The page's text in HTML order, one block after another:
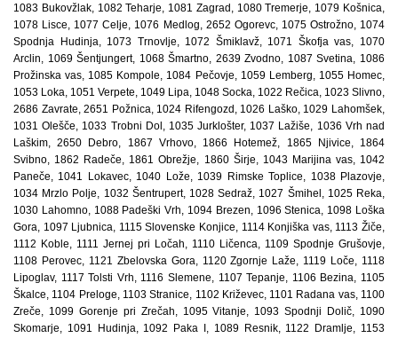
1083 Bukovžlak, 1082 Teharje, 1081 Zagrad, 1080 Tremerje, 1079 Košnica,
1078 Lisce, 1077 Celje, 1076 Medlog, 2652 Ogorevc, 1075 Ostrožno, 1074
Spodnja Hudinja, 1073 Trnovlje, 1072 Šmiklavž, 1071 Škofja vas, 1070
Arclin, 1069 Šentjungert, 1068 Šmartno, 2639 Zvodno, 1087 Svetina, 1086
Prožinska vas, 1085 Kompole, 1084 Pečovje, 1059 Lemberg, 1055 Homec,
1053 Loka, 1051 Verpete, 1049 Lipa, 1048 Socka, 1022 Rečica, 1023 Slivno,
2686 Zavrate, 2651 Požnica, 1024 Rifengozd, 1026 Laško, 1029 Lahomšek,
1031 Olešče, 1033 Trobni Dol, 1035 Jurklošter, 1037 Lažiše, 1036 Vrh nad
Laškim, 2650 Debro, 1867 Vrhovo, 1866 Hotemež, 1865 Njivice, 1864
Svibno, 1862 Radeče, 1861 Obrežje, 1860 Širje, 1043 Marijina vas, 1042
Paneče, 1041 Lokavec, 1040 Lože, 1039 Rimske Toplice, 1038 Plazovje,
1034 Mrzlo Polje, 1032 Šentrupert, 1028 Sedraž, 1027 Šmihel, 1025 Reka,
1030 Lahomno, 1088 Padeški Vrh, 1094 Brezen, 1096 Stenica, 1098 Loška
Gora, 1097 Ljubnica, 1115 Slovenske Konjice, 1114 Konjiška vas, 1113 Žiče,
1112 Koble, 1111 Jernej pri Ločah, 1110 Ličenca, 1109 Spodnje Grušovje,
1108 Perovec, 1121 Zbelovska Gora, 1120 Zgornje Laže, 1119 Loče, 1118
Lipoglav, 1117 Tolsti Vrh, 1116 Slemene, 1107 Tepanje, 1106 Bezina, 1105
Škalce, 1104 Preloge, 1103 Stranice, 1102 Križevec, 1101 Radana vas, 1100
Zreče, 1099 Gorenje pri Zrečah, 1095 Vitanje, 1093 Spodnji Dolič, 1090
Skomarje, 1091 Hudinja, 1092 Paka I, 1089 Resnik, 1122 Dramlje, 1153